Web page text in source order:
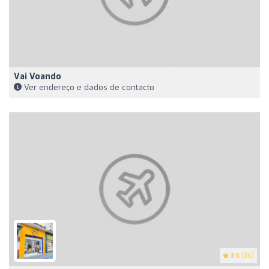
Vai Voando
Ver endereço e dados de contacto
3.5 (36)